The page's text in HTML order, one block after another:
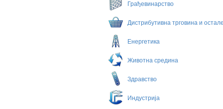
Грађевинарство
Дистрибутивна трговина и
Енергетика
Животна средина
Здравство
Индустрија